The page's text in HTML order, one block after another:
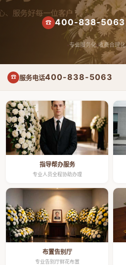
☎ 400-838-5063
专业服务化 收费合理化
☎ 服务电话400-838-5063
指导帮办服务
专业人员全程协助办理
布置告别厅
专业告别厅鲜花布置